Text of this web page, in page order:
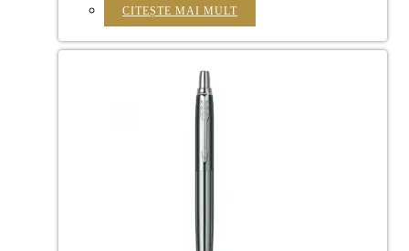
CITEȘTE MAI MULT